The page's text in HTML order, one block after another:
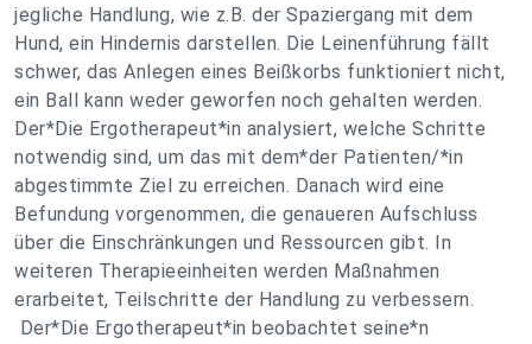
jegliche Handlung, wie z.B. der Spaziergang mit dem
Hund, ein Hindernis darstellen. Die Leinenführung fällt
schwer, das Anlegen eines Beißkorbs funktioniert nicht,
ein Ball kann weder geworfen noch gehalten werden.
Der*Die Ergotherapeut*in analysiert, welche Schritte
notwendig sind, um das mit dem*der Patienten/*in
abgestimmte Ziel zu erreichen. Danach wird eine
Befundung vorgenommen, die genaueren Aufschluss
über die Einschränkungen und Ressourcen gibt. In
weiteren Therapieeinheiten werden Maßnahmen
erarbeitet, Teilschritte der Handlung zu verbessern.
Der*Die Ergotherapeut*in beobachtet seine*n